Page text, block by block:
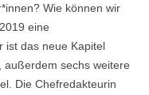
Wie können wir
eine
ist das neue Kapitel
sechs weitere
Die Chefredakteurin